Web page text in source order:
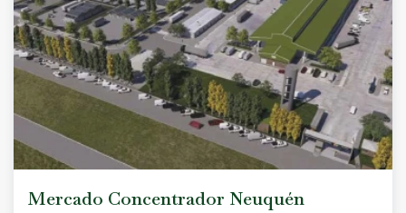
Mercado Concentrador Neuquén